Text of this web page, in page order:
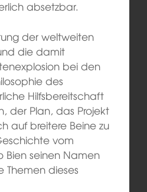
absetzbar.
der weltweiten
die damit
bei den
des
Hilfsbereitschaft
der Plan, das Projekt
auf breitere Beine zu
vom
Bien seinen Namen
Themen dieses